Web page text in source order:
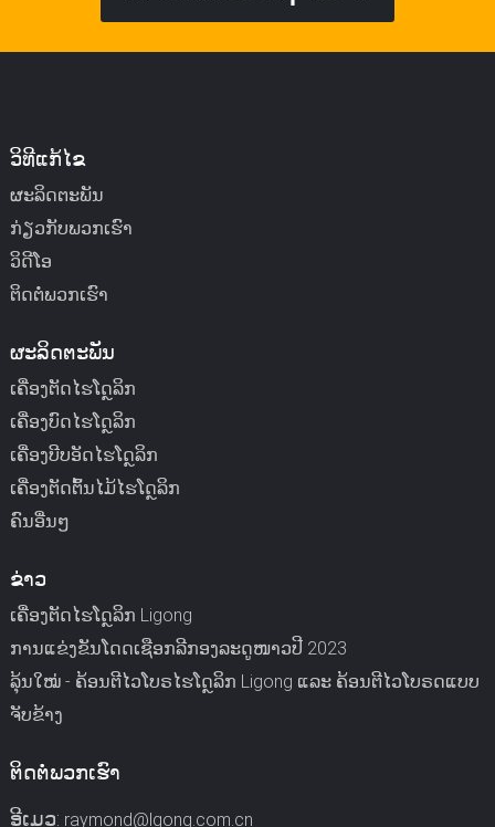
ວິທີແກ້ໄຂ
ຜະລິດຕະພັນ
ກ່ຽວກັບພວກເຮົາ
ວິດີໂອ
ຕິດຕໍ່ພວກເຮົາ
ຜະລິດຕະພັນ
ເຄື່ອງຕັດໄຮໂດຼລິກ
ເຄື່ອງບົດໄຮໂດຼລິກ
ເຄື່ອງບີບອັດໄຮໂດຼລິກ
ເຄື່ອງຕັດຕົ້ນໄມ້ໄຮໂດຼລິກ
ຄົນອື່ນໆ
ຂ່າວ
ເຄື່ອງຕັດໄຮໂດຼລິກ Ligong
ການແຂ່ງຂັນໂດດເຊືອກລີກອງລະດູໜາວປີ 2023
ລຸ້ນໃໝ່ - ຄ້ອນຕີໄວໂບຣໄຮໂດຼລິກ Ligong ແລະ ຄ້ອນຕີໄວໂບຣດແບບ
ຈັບຂ້າງ
ຕິດຕໍ່ພວກເຮົາ
ອີເມວ: raymond@lgong.com.cn